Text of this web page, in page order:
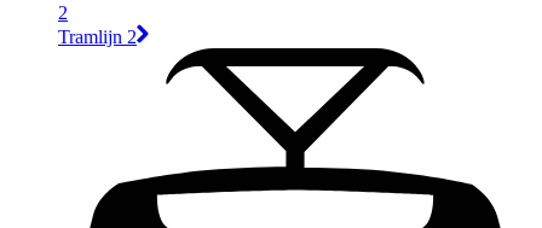
2
Tramlijn 2